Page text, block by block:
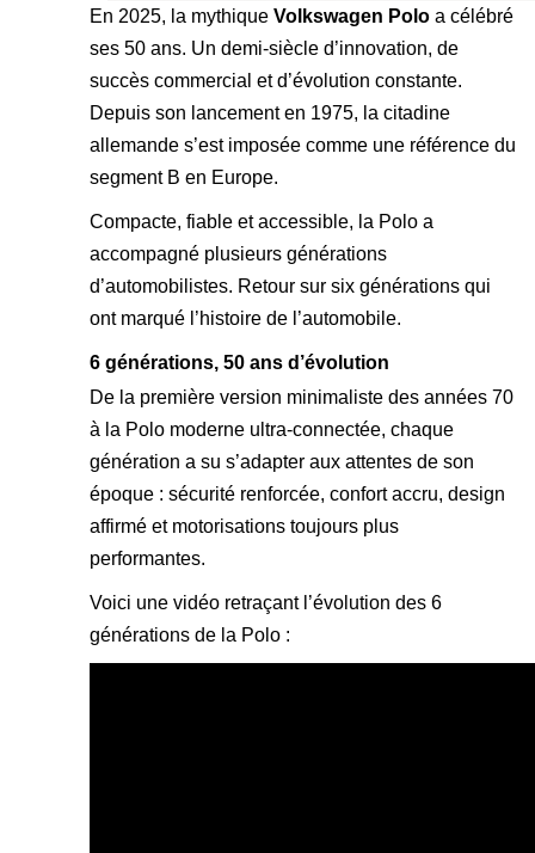
En 2025, la mythique Volkswagen Polo a célébré
ses 50 ans. Un demi-siècle d’innovation, de
succès commercial et d’évolution constante.
Depuis son lancement en 1975, la citadine
allemande s’est imposée comme une référence du
segment B en Europe.
Compacte, fiable et accessible, la Polo a
accompagné plusieurs générations
d’automobilistes. Retour sur six générations qui
ont marqué l’histoire de l’automobile.
6 générations, 50 ans d’évolution
De la première version minimaliste des années 70
à la Polo moderne ultra-connectée, chaque
génération a su s’adapter aux attentes de son
époque : sécurité renforcée, confort accru, design
affirmé et motorisations toujours plus
performantes.
Voici une vidéo retraçant l’évolution des 6
générations de la Polo :